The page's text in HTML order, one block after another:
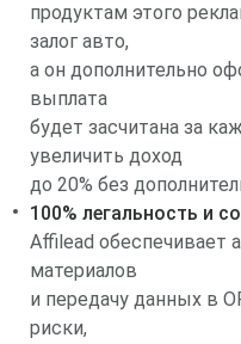
продуктам этого
залог авто,
а он дополнительно
выплата
будет засчитана за
увеличить доход
до 20% без
100% легальность и
Affilead обеспечивает
материалов
и передачу данных в
риски,